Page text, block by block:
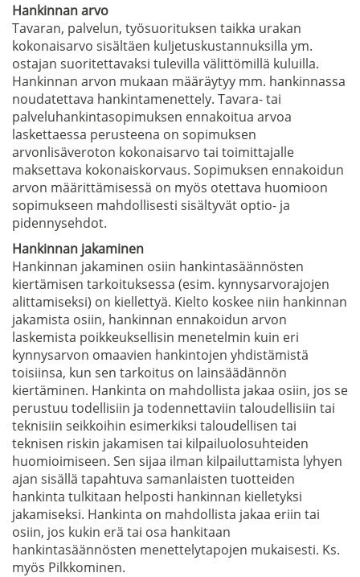
Hankinnan arvo
Tavaran, palvelun, työsuorituksen taikka urakan
kokonaisarvo sisältäen kuljetuskustannuksilla ym.
ostajan suoritettavaksi tulevilla välittömillä kuluilla.
Hankinnan arvon mukaan määräytyy mm. hankinnassa
noudatettava hankintamenettely. Tavara- tai
palveluhankintasopimuksen ennakoitua arvoa
laskettaessa perusteena on sopimuksen
arvonlisäveroton kokonaisarvo tai toimittajalle
maksettava kokonaiskorvaus. Sopimuksen ennakoidun
arvon määrittämisessä on myös otettava huomioon
sopimukseen mahdollisesti sisältyvät optio- ja
pidennysehdot.
Hankinnan jakaminen
Hankinnan jakaminen osiin hankintasäännösten
kiertämisen tarkoituksessa (esim. kynnysarvorajojen
alittamiseksi) on kiellettyä. Kielto koskee niin hankinnan
jakamista osiin, hankinnan ennakoidun arvon
laskemista poikkeuksellisin menetelmin kuin eri
kynnysarvon omaavien hankintojen yhdistämistä
toisiinsa, kun sen tarkoitus on lainsäädännön
kiertäminen. Hankinta on mahdollista jakaa osiin, jos se
perustuu todellisiin ja todennettaviin taloudellisiin tai
teknisiin seikkoihin esimerkiksi taloudellisen tai
teknisen riskin jakamisen tai kilpailuolosuhteiden
huomioimiseen. Sen sijaa ilman kilpailuttamista lyhyen
ajan sisällä tapahtuva samanlaisten tuotteiden
hankinta tulkitaan helposti hankinnan kielletyksi
jakamiseksi. Hankinta on mahdollista jakaa eriin tai
osiin, jos kukin erä tai osa hankitaan
hankintasäännösten menettelytapojen mukaisesti. Ks.
myös Pilkkominen.